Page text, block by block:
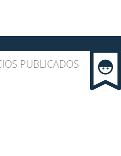
PUBLICADOS